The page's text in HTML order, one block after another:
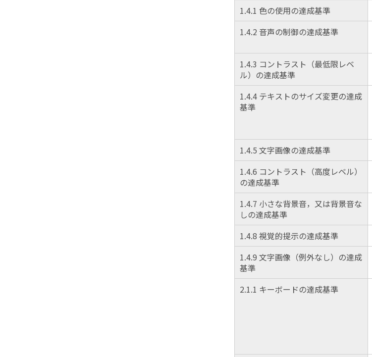
1.4.1 色の使用の達成基準
1.4.2 音声の制御の達成基準
1.4.3 コントラスト（最低限レベ
ル）の達成基準
1.4.4 テキストのサイズ変更の達成
基準
1.4.5 文字画像の達成基準
1.4.6 コントラスト（高度レベル）
の達成基準
1.4.7 小さな背景音，又は背景音な
しの達成基準
1.4.8 視覚的提示の達成基準
1.4.9 文字画像（例外なし）の達成
基準
2.1.1 キーボードの達成基準